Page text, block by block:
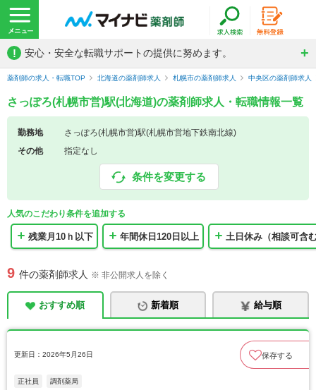
! 安心・安全な転職サポートの提供に努めます。
薬剤師の求人・転職TOP 北海道の薬剤師求人 札幌市の薬剤師求人 中央区の薬剤師求人
さっぽろ(札幌市営)駅(北海道)の薬剤師求人・転職情報一覧
勤務地
さっぽろ(札幌市営)駅(札幌市営地下鉄南北線)
その他
指定なし
条件を変更する
人気のこだわり条件を追加する
残業月10ｈ以下 年間休日120日以上 土日休み（相談可含
9 件の薬剤師求人 ※ 非公開求人を除く
おすすめ順 新着順 給与順
更新日：2026年5月26日 保存する
正社員 調剤薬局